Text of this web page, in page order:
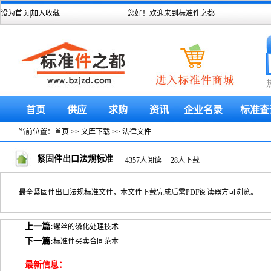
设为首页 加入收藏 您好！欢迎来到标准件之都
首页 供应 求购 资讯 企业名录 标准查
当前位置： 首页 >> 文库下载 >> 法律文件
紧固件出口法规标准 4357人阅读 28人下载
最全紧固件出口法规标准文件，本文件下载完成后需PDF阅读器方可浏览。
上一篇:螺丝的磷化处理技术
下一篇:标准件买卖合同范本
最新信息：